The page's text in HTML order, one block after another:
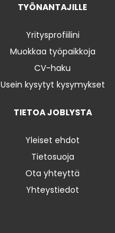
TYÖNANTAJILLE
Yritysprofiilini
Muokkaa työpaikkoja
CV-haku
Usein kysytyt kysymykset
TIETOA JOBLYSTA
Yleiset ehdot
Tietosuoja
Ota yhteyttä
Yhteystiedot